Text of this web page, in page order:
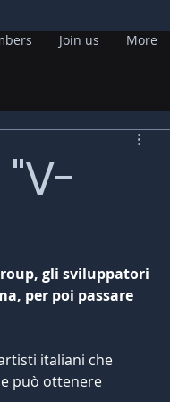
Join us More
"V-
gli sviluppatori
per poi passare
italiani che
può ottenere